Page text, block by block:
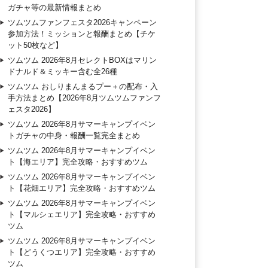
ガチャ等の最新情報まとめ
ツムツムファンフェスタ2026キャンペーン
参加方法！ミッションと報酬まとめ【チケ
ット50枚など】
ツムツム 2026年8月セレクトBOXはマリン
ドナルド＆ミッキー含む全26種
ツムツム おしりまんまるプー＋の配布・入
手方法まとめ【2026年8月ツムツムファンフ
ェスタ2026】
ツムツム 2026年8月サマーキャンプイベン
トガチャの中身・報酬一覧完全まとめ
ツムツム 2026年8月サマーキャンプイベン
ト【海エリア】完全攻略・おすすめツム
ツムツム 2026年8月サマーキャンプイベン
ト【花畑エリア】完全攻略・おすすめツム
ツムツム 2026年8月サマーキャンプイベン
ト【マルシェエリア】完全攻略・おすすめ
ツム
ツムツム 2026年8月サマーキャンプイベン
ト【どうくつエリア】完全攻略・おすすめ
ツム